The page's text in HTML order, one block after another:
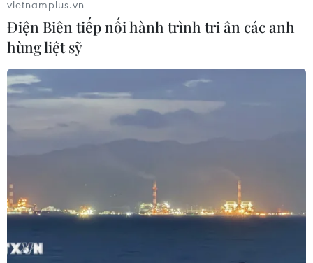
Tổng thống Philippines Duterte rút tuyên
bố cắm cờ tại đảo Thị Tứ
Ngày 12/4, Tổng thống Philippines Rodrigo Duterte đã
rút lại tuyên bố sẽ đến cắm cờ Philippines tại đảo Thị Tứ
(Manila gọi là đảo Pag-asa) thuộc quần đảo Trường Sa
trên Biển Đông.
vietnamplus.vn
Điện Biên tiếp nối hành trình tri ân các anh
hùng liệt sỹ